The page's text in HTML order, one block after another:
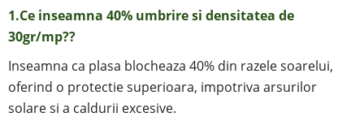
1.Ce inseamna 40% umbrire sidensitatea de
30gr/mp??
Inseamna ca plasa blocheaza 40% din razele soarelui,
oferind o protectie superioara, impotriva arsurilor
solare si a caldurii excesive.